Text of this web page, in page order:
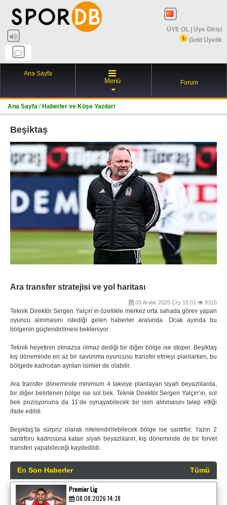
ÜYE OL
Üye Girişi
Gold Üyelik
Ana Sayfa
Menü Forum
Ana Sayfa / Haberler ve Köşe Yazıları
Beşiktaş
Ara transfer stratejisi ve yol haritası
03 Aralık 2025 Çrş 15:01 9315
Teknik Direktör Sergen Yalçın’ın özellikle merkez orta sahada görev yapan
oyuncu alınmasını istediği gelen haberler arasında. Ocak ayında bu
bölgenin güçlendirilmesi bekleniyor.
Teknik heyetinin olmazsa olmaz dediği bir diğer bölge ise stoper. Beşiktaş
kış döneminde en az bir savunma oyuncusu transfer etmeyi planlarken, bu
bölgede kadrodan ayrılan isimler de olabilir.
Ara transfer döneminde minimum 4 takviye planlayan siyah beyazlılarda,
bir diğer belirlenen bölge ise sol bek. Teknik Direktör Sergen Yalçın’ın, sol
bek pozisyonuna da 11’de oynayabilecek bir isim alınmasını talep ettiği
ifade edildi.
Beşiktaş’ta sürpriz olarak nitelendirilebilecek bölge ise santrfor. Yazın 2
santrforu kadrosuna katan siyah beyazlıların, kış döneminde de bir forvet
transferi yapabileceği kaydedildi.
En Son Haberler Tümü
Premier Lig
08.08.2026 14:38